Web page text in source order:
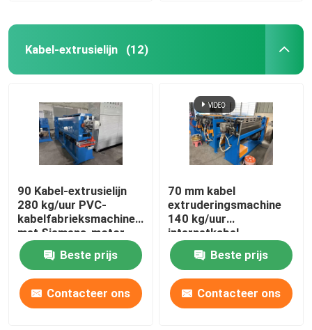
Kabel-extrusielijn (12)
90 Kabel-extrusielijn
280 kg/uur PVC-
kabelfabrieksmachine
met Siemens-motor
Beste prijs
Contacteer ons
70 mm kabel
extruderingsmachine
140 kg/uur
internetkabel
productielijn
Beste prijs
Contacteer ons